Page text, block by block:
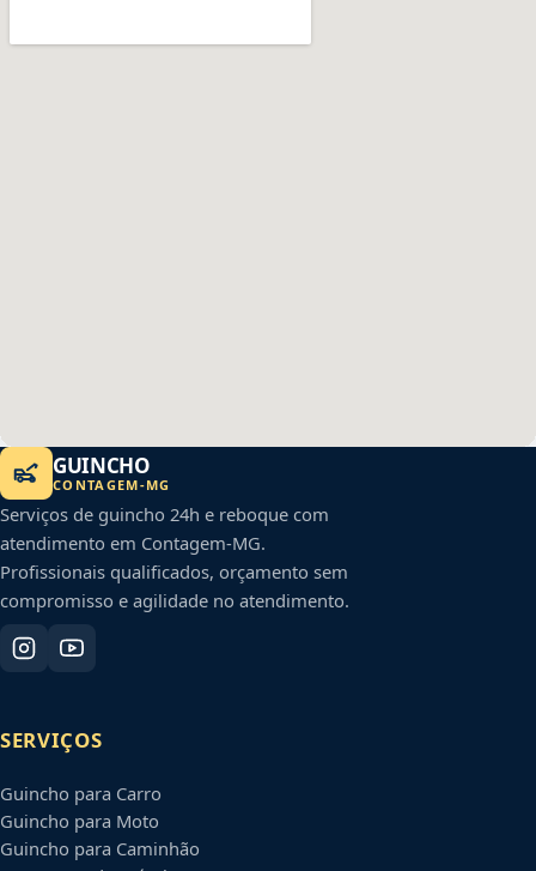
GUINCHO
CONTAGEM-MG
Serviços de guincho 24h e reboque com
atendimento em Contagem-MG.
Profissionais qualificados, orçamento sem
compromisso e agilidade no atendimento.
SERVIÇOS
Guincho para Carro
Guincho para Moto
Guincho para Caminhão